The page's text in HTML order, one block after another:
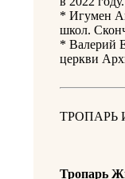
* Игумен
школ.
* Валерий
церкви
ТРОПАРЬ
Тропарь